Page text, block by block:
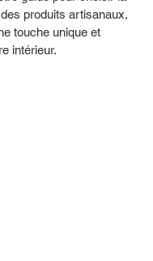
produits artisanaux,
touche unique et
intérieur.